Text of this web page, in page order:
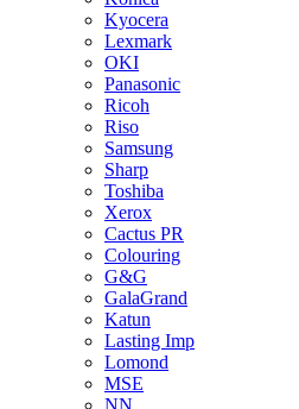
Kyocera
Lexmark
OKI
Panasonic
Ricoh
Riso
Samsung
Sharp
Toshiba
Xerox
Cactus PR
Colouring
G&G
GalaGrand
Katun
Lasting Imp
Lomond
MSE
NN